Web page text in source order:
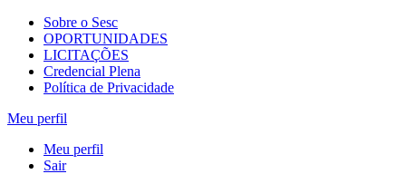
Sobre o Sesc
OPORTUNIDADES
LICITAÇÕES
Credencial Plena
Política de Privacidade
Meu perfil
Meu perfil
Sair